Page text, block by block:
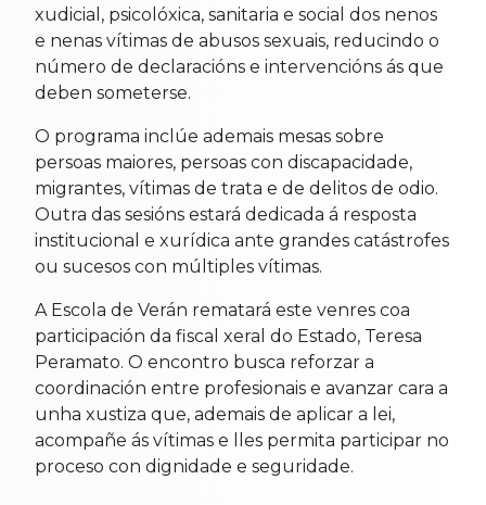
xudicial, psicolóxica, sanitaria e social dos nenos
e nenas vítimas de abusos sexuais, reducindo o
número de declaracións e intervencións ás que
deben someterse.
O programa inclúe ademais mesas sobre
persoas maiores, persoas con discapacidade,
migrantes, vítimas de trata e de delitos de odio.
Outra das sesións estará dedicada á resposta
institucional e xurídica ante grandes catástrofes
ou sucesos con múltiples vítimas.
A Escola de Verán rematará este venres coa
participación da fiscal xeral do Estado, Teresa
Peramato. O encontro busca reforzar a
coordinación entre profesionais e avanzar cara a
unha xustiza que, ademais de aplicar a lei,
acompañe ás vítimas e lles permita participar no
proceso con dignidade e seguridade.